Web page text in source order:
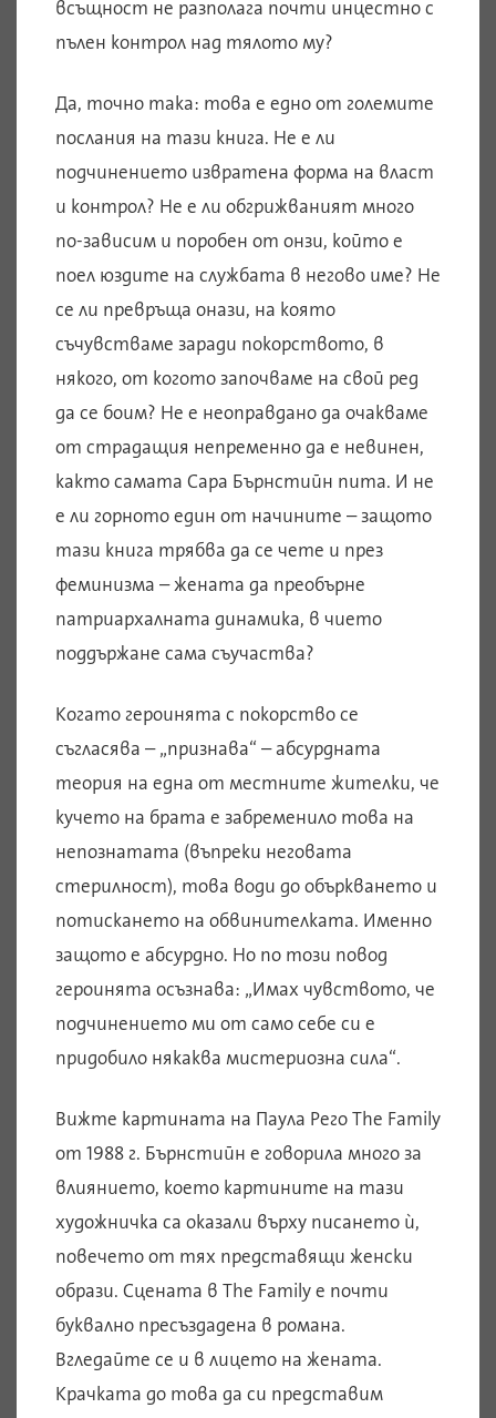
всъщност не разполага почти инцестно с
пълен контрол над тялото му?
Да, точно така: това е едно от големите
послания на тази книга. Не е ли
подчинението извратена форма на власт
и контрол? Не е ли обгрижваният много
по-зависим и поробен от онзи, който е
поел юздите на службата в негово име? Не
се ли превръща онази, на която
съчувстваме заради покорството, в
някого, от когото започваме на свой ред
да се боим? Не е неоправдано да очакваме
от страдащия непременно да е невинен,
както самата Сара Бърнстийн пита. И не
е ли горното един от начините – защото
тази книга трябва да се чете и през
феминизма – жената да преобърне
патриархалната динамика, в чието
поддържане сама съучаства?
Когато героинята с покорство се
съгласява – „признава“ – абсурдната
теория на една от местните жителки, че
кучето на брата е забременило това на
непознатата (въпреки неговата
стерилност), това води до объркването и
потискането на обвинителката. Именно
защото е абсурдно. Но по този повод
героинята осъзнава: „Имах чувството, че
подчинението ми от само себе си е
придобило някаква мистериозна сила“.
Вижте картината на Паула Рего The Family
от 1988 г. Бърнстийн е говорила много за
влиянието, което картините на тази
художничка са оказали върху писането ѝ,
повечето от тях представящи женски
образи. Сцената в The Family е почти
буквално пресъздадена в романа.
Вгледайте се и в лицето на жената.
Крачката до това да си представим